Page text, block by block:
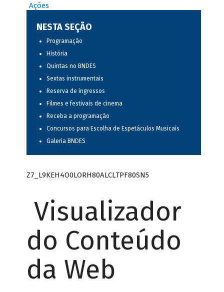
Ações
NESTA SEÇÃO
Programação
História
Quintas no BNDES
Sextas instrumentais
Reserva de ingressos
Filmes e festivais de cinema
Receba a programação
Concursos para Escolha de Espetáculos Musicais
Galeria BNDES
Z7_L9KEH4O0LORH80ALCLTPF80SN5
Visualizador
do Conteúdo
da Web